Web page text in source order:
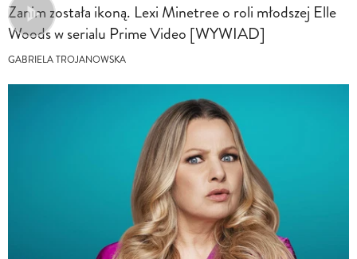
Zanim została ikoną. Lexi Minetree o roli młodszej Elle
Woods w serialu Prime Video [WYWIAD]
GABRIELA TROJANOWSKA